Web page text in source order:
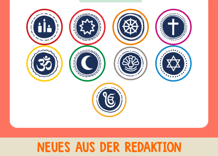
NEUES AUS DER REDAKTION